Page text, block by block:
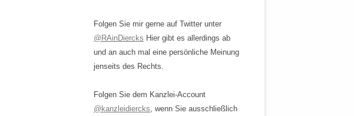
Folgen Sie mir gerne auf Twitter unter
@RAinDiercks Hier gibt es allerdings ab
und an auch mal eine persönliche Meinung
jenseits des Rechts.
Folgen Sie dem Kanzlei-Account
@kanzleidiercks, wenn Sie ausschließlich